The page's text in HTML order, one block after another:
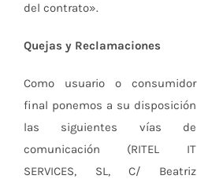
del contrato».
Quejas y Reclamaciones
Como usuario o consumidor
final ponemos a su disposición
las siguientes vías de
comunicación (RITEL IT
SERVICES, SL, C/ Beatriz